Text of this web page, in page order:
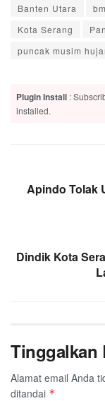
Banten Utara
Kota Serang
puncak musim
Plugin Install :
installed.
Apindo Tolak
Dindik Kota
Tinggalkan
Alamat email Anda
ditandai *